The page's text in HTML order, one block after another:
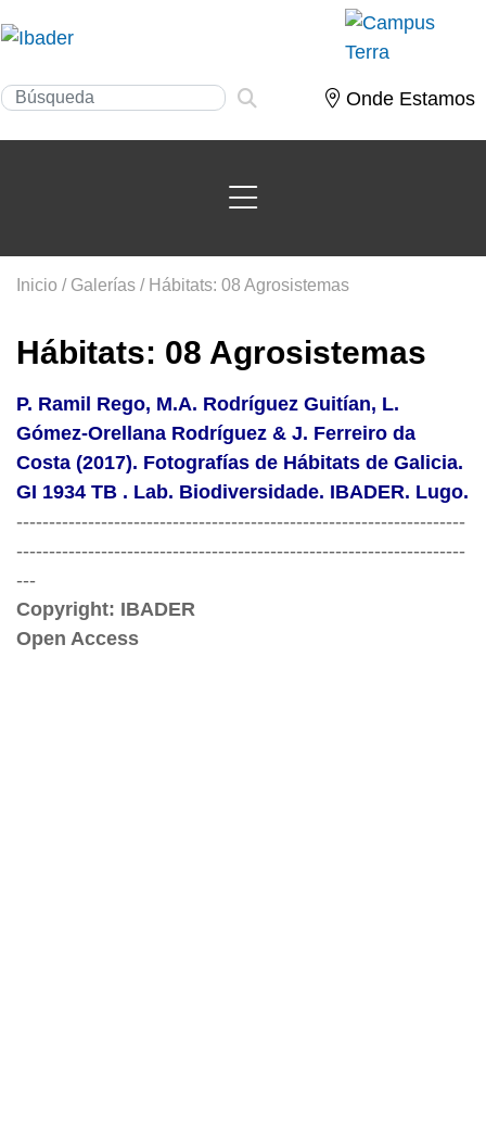
Onde Estamos
Inicio / Galerías / Hábitats: 08 Agrosistemas
Hábitats: 08 Agrosistemas
P. Ramil Rego, M.A. Rodríguez Guitían, L.
Gómez-Orellana Rodríguez & J. Ferreiro da
Costa (2017). Fotografías de Hábitats de Galicia.
GI 1934 TB . Lab. Biodiversidade. IBADER. Lugo.
---------------------------------------------------------------------
---------------------------------------------------------------------
---
Copyright: IBADER
Open Access